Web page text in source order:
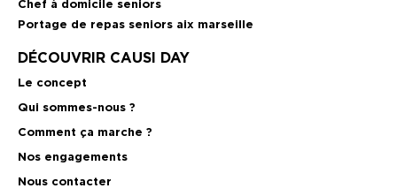
Chef à domicile seniors
Portage de repas seniors aix marseille
DÉCOUVRIR CAUSI DAY
Le concept
Qui sommes-nous ?
Comment ça marche ?
Nos engagements
Nous contacter